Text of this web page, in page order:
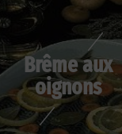
Brême aux
oignons